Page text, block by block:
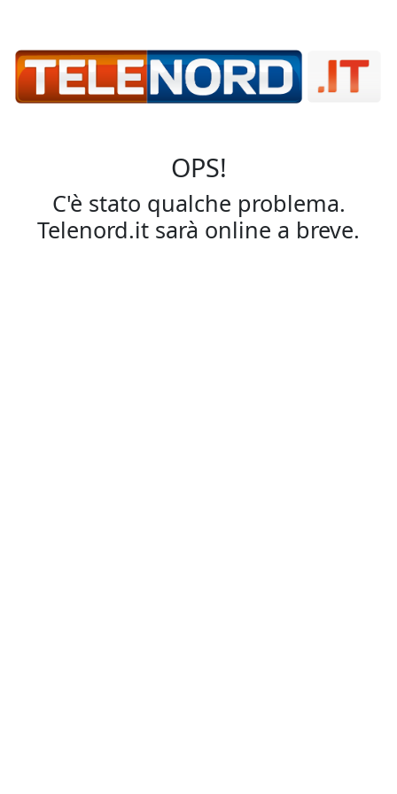
OPS!
C'è stato qualche problema.
Telenord.it sarà online a breve.